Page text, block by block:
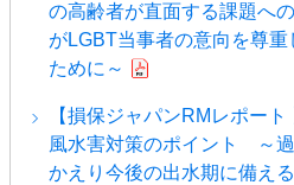
の高齢者が直面する課題へ
がLGBT当事者の意向を尊
ために～
【損保ジャパンRMレポー
風水害対策のポイント ～
かえり今後の出水期に備え